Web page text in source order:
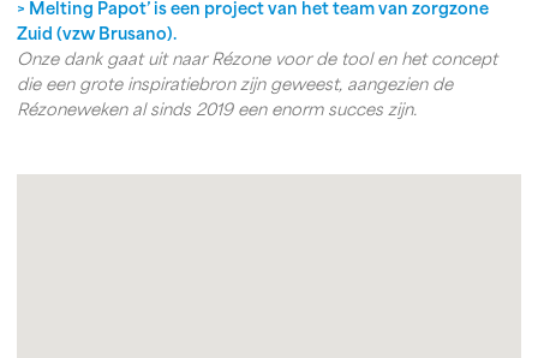
> Melting Papot’ is een project van het team van zorgzone
Zuid (vzw Brusano).
Onze dank gaat uit naar Rézone voor de tool en het concept
die een grote inspiratiebron zijn geweest, aangezien de
Rézoneweken al sinds 2019 een enorm succes zijn.